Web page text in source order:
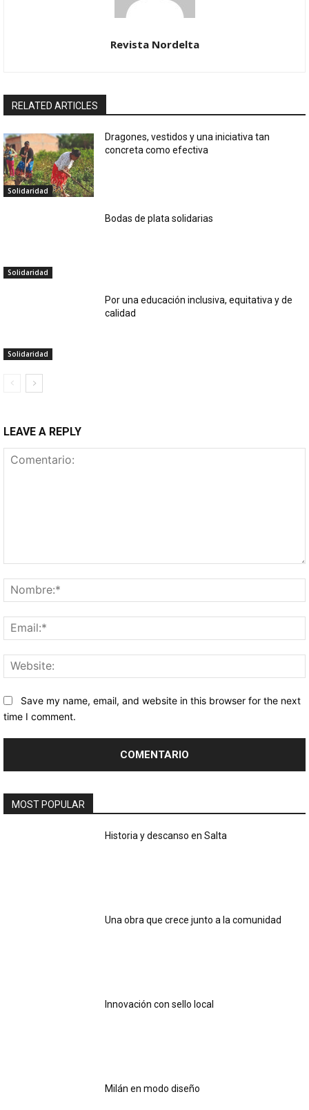
Revista Nordelta
RELATED ARTICLES
Solidaridad
Dragones, vestidos y una iniciativa tan
concreta como efectiva
Solidaridad
Bodas de plata solidarias
Solidaridad
Por una educación inclusiva, equitativa y de
calidad
LEAVE A REPLY
Save my name, email, and website in this browser for the next
time I comment.
MOST POPULAR
Historia y descanso en Salta
Una obra que crece junto a la comunidad
Innovación con sello local
Milán en modo diseño